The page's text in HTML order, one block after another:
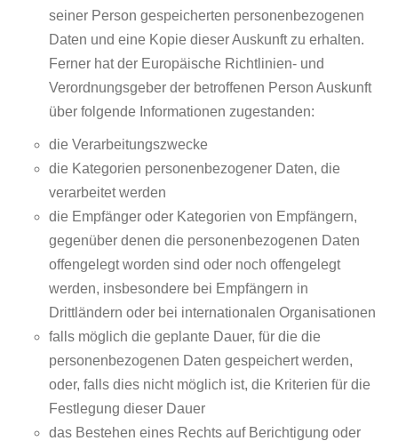
seiner Person gespeicherten personenbezogenen
Daten und eine Kopie dieser Auskunft zu erhalten.
Ferner hat der Europäische Richtlinien- und
Verordnungsgeber der betroffenen Person Auskunft
über folgende Informationen zugestanden:
die Verarbeitungszwecke
die Kategorien personenbezogener Daten, die
verarbeitet werden
die Empfänger oder Kategorien von Empfängern,
gegenüber denen die personenbezogenen Daten
offengelegt worden sind oder noch offengelegt
werden, insbesondere bei Empfängern in
Drittländern oder bei internationalen Organisationen
falls möglich die geplante Dauer, für die die
personenbezogenen Daten gespeichert werden,
oder, falls dies nicht möglich ist, die Kriterien für die
Festlegung dieser Dauer
das Bestehen eines Rechts auf Berichtigung oder